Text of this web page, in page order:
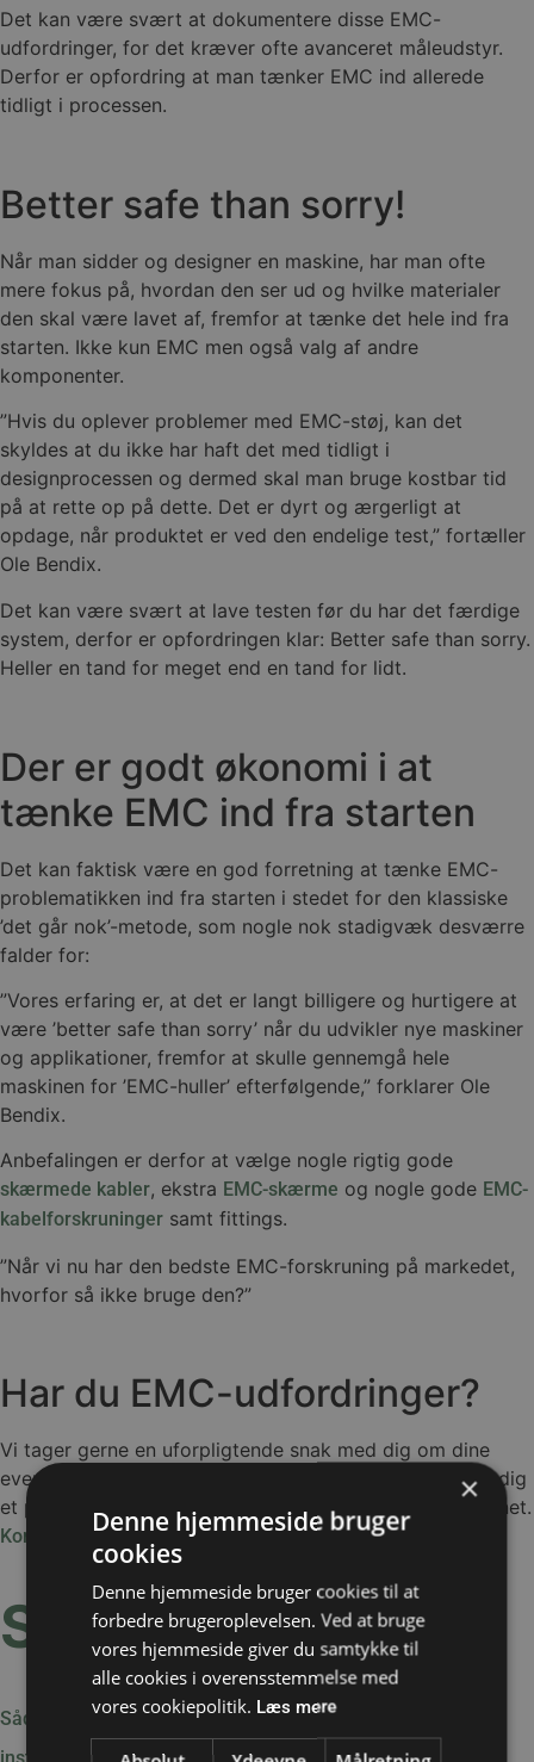
Det kan være svært at dokumentere disse EMC-
udfordringer, for det kræver ofte avanceret måleudstyr.
Derfor er opfordring at man tænker EMC ind allerede
tidligt i processen.
Better safe than sorry!
Når man sidder og designer en maskine, har man ofte
mere fokus på, hvordan den ser ud og hvilke materialer
den skal være lavet af, fremfor at tænke det hele ind fra
starten. Ikke kun EMC men også valg af andre
komponenter.
”Hvis du oplever problemer med EMC-støj, kan det
skyldes at du ikke har haft det med tidligt i
designprocessen og dermed skal man bruge kostbar tid
på at rette op på dette. Det er dyrt og ærgerligt at
opdage, når produktet er ved den endelige test,” fortæller
Ole Bendix.
Det kan være svært at lave testen før du har det færdige
system, derfor er opfordringen klar: Better safe than sorry.
Heller en tand for meget end en tand for lidt.
Der er godt økonomi i at
tænke EMC ind fra starten
Det kan faktisk være en god forretning at tænke EMC-
problematikken ind fra starten i stedet for den klassiske
’det går nok’-metode, som nogle nok stadigvæk desværre
falder for:
”Vores erfaring er, at det er langt billigere og hurtigere at
være ’better safe than sorry’ når du udvikler nye maskiner
og applikationer, fremfor at skulle gennemgå hele
maskinen for ’EMC-huller’ efterfølgende,” forklarer Ole
Bendix.
Anbefalingen er derfor at vælge nogle rigtig gode
skærmede kabler, ekstra EMC-skærme og nogle gode EMC-
kabelforskruninger samt fittings.
”Når vi nu har den bedste EMC-forskruning på markedet,
hvorfor så ikke bruge den?”
Har du EMC-udfordringer?
Vi tager gerne en uforpligtende snak med dig om dine
eventuelle EMC-udfordringer ligesom vi også kan give dig
et par råd med på vejen inden du går i gang med designet.
Kontakt os her.
Seneste nyheder:
Sådan vælger du de rigtige komponenter til hygiejniske
×
Denne hjemmeside bruger
cookies
Denne hjemmeside bruger cookies til at
forbedre brugeroplevelsen. Ved at bruge
vores hjemmeside giver du samtykke til
alle cookies i overensstemmelse med
vores cookiepolitik. Læs mere